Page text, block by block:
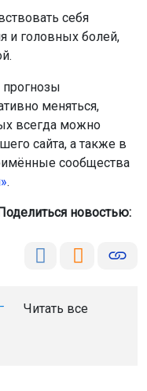
себя
и головных болей,
прогнозы
меняться,
всегда можно
сайта, а также в
сообщества
.
Поделиться новостью:
Читать все